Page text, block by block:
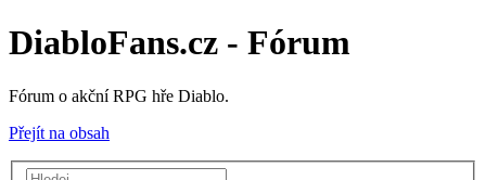
DiabloFans.cz - Fórum
Fórum o akční RPG hře Diablo.
Přejít na obsah